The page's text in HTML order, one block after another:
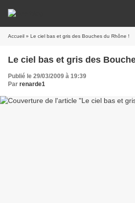
Accueil » Le ciel bas et gris des Bouches du Rhône !
Le ciel bas et gris des
Publié le 29/03/2009 à 19:39
Par renarde1